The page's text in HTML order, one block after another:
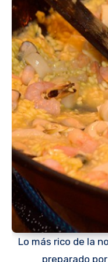
Lo más rico de la
preparado